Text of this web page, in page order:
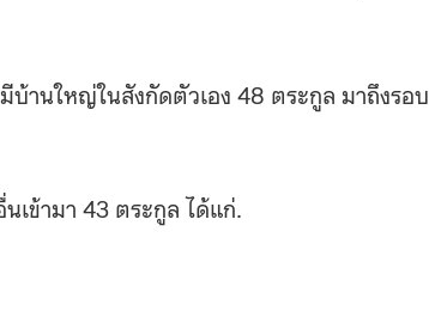
บ้านใหญ่ในสังกัดตัวเอง 48 ตระกูล มาถึงรอบ
เข้ามา 43 ตระกูล ได้แก่.